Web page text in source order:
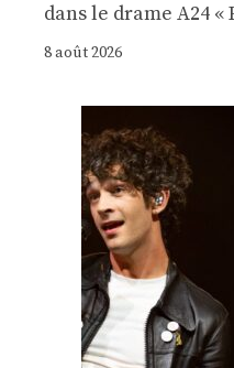
dans le drame A24
8 août 2026